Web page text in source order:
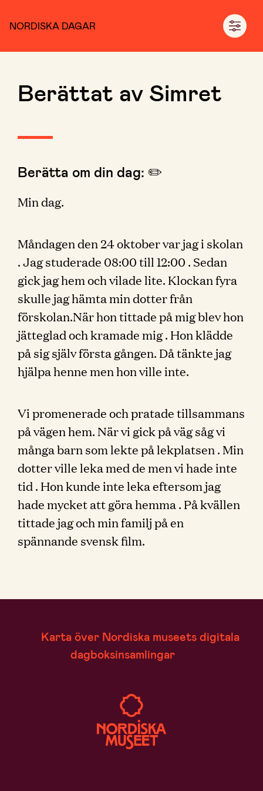
NORDISKA DAGAR
Berättat av Simret
Berätta om din dag: ✏️
Min dag.
Måndagen den 24 oktober var jag i skolan
. Jag studerade 08:00 till 12:00 . Sedan
gick jag hem och vilade lite. Klockan fyra
skulle jag hämta min dotter från
förskolan.När hon tittade på mig blev hon
jätteglad och kramade mig . Hon klädde
på sig själv första gången. Då tänkte jag
hjälpa henne men hon ville inte.
Vi promenerade och pratade tillsammans
på vägen hem. När vi gick på väg såg vi
många barn som lekte på lekplatsen . Min
dotter ville leka med de men vi hade inte
tid . Hon kunde inte leka eftersom jag
hade mycket att göra hemma . På kvällen
tittade jag och min familj på en
spännande svensk film.
Karta över Nordiska museets digitala
dagboksinsamlingar